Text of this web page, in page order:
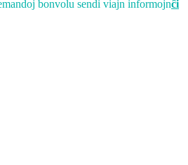
bonvolu sendi viajn informojnĉi